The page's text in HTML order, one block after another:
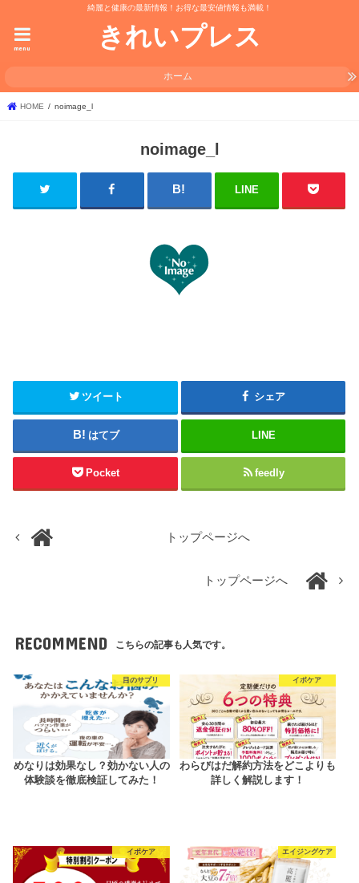
綺麗と健康の最新情報！お得な最安値情報も満載！
きれいプレス
menu
ホーム
HOME noimage_l
noimage_l
LINE
ツイート シェア
はてブ LINE
Pocket feedly
トップページへ
トップページへ
RECOMMEND こちらの記事も人気です。
目のサプリ
めなりは効果なし？効かない人の
体験談を徹底検証してみた！
イボケア
わらびはだ解約方法をどこよりも
詳しく解説します！
イボケア エイジングケア